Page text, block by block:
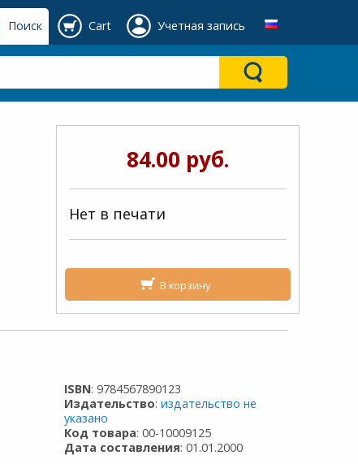
Поиск Cart Учетная запись
84.00 руб.
Нет в печати
В корзину
ISBN: 9784567890123
Издательство:издательство не
указано
Код товара: 00-10009125
Дата составления: 01.01.2000